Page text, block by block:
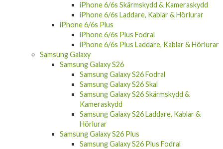
iPhone 6/6s Skärmskydd & Kameraskydd
iPhone 6/6s Laddare, Kablar & Hörlurar
iPhone 6/6s Plus
iPhone 6/6s Plus Fodral
iPhone 6/6s Plus Laddare, Kablar & Hörlurar
Samsung Galaxy
Samsung Galaxy S26
Samsung Galaxy S26 Fodral
Samsung Galaxy S26 Skal
Samsung Galaxy S26 Skärmskydd &
Kameraskydd
Samsung Galaxy S26 Laddare, Kablar &
Hörlurar
Samsung Galaxy S26 Plus
Samsung Galaxy S26 Plus Fodral